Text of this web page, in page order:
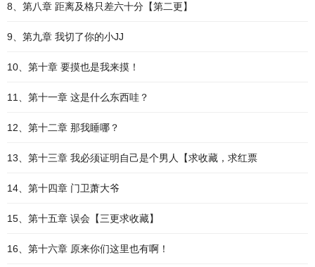
8、第八章 距离及格只差六十分【第二更】
9、第九章 我切了你的小JJ
10、第十章 要摸也是我来摸！
11、第十一章 这是什么东西哇？
12、第十二章 那我睡哪？
13、第十三章 我必须证明自己是个男人【求收藏，求红票
14、第十四章 门卫萧大爷
15、第十五章 误会【三更求收藏】
16、第十六章 原来你们这里也有啊！